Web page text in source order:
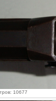
10677